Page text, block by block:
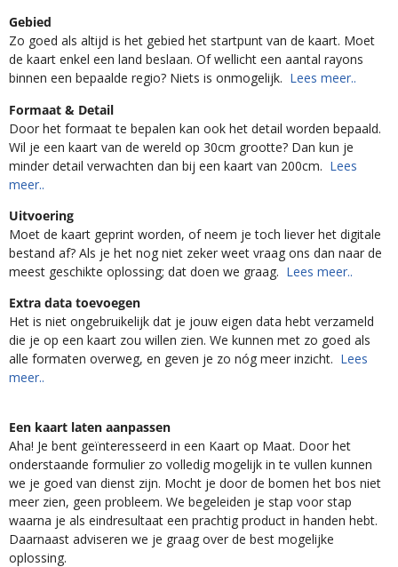
Gebied
Zo goed als altijd is het gebied het startpunt van de kaart. Moet
de kaart enkel een land beslaan. Of wellicht een aantal rayons
binnen een bepaalde regio? Niets is onmogelijk. Lees meer..
Formaat & Detail
Door het formaat te bepalen kan ook het detail worden bepaald.
Wil je een kaart van de wereld op 30cm grootte? Dan kun je
minder detail verwachten dan bij een kaart van 200cm. Lees
meer..
Uitvoering
Moet de kaart geprint worden, of neem je toch liever het digitale
bestand af? Als je het nog niet zeker weet vraag ons dan naar de
meest geschikte oplossing; dat doen we graag. Lees meer..
Extra data toevoegen
Het is niet ongebruikelijk dat je jouw eigen data hebt verzameld
die je op een kaart zou willen zien. We kunnen met zo goed als
alle formaten overweg, en geven je zo nóg meer inzicht. Lees
meer..
Een kaart laten aanpassen
Aha! Je bent geïnteresseerd in een Kaart op Maat. Door het
onderstaande formulier zo volledig mogelijk in te vullen kunnen
we je goed van dienst zijn. Mocht je door de bomen het bos niet
meer zien, geen probleem. We begeleiden je stap voor stap
waarna je als eindresultaat een prachtig product in handen hebt.
Daarnaast adviseren we je graag over de best mogelijke
oplossing.